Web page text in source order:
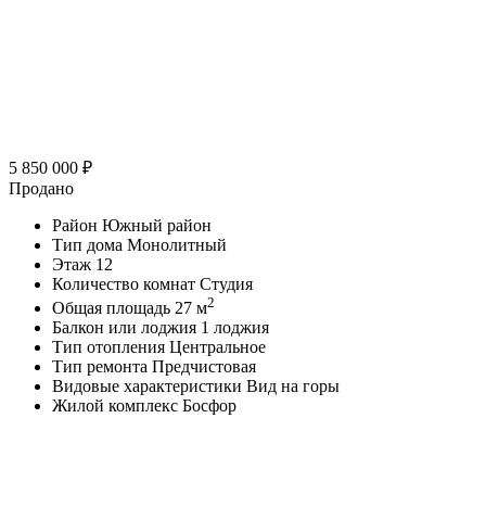
5 850 000 ₽
Продано
Район Южный район
Тип дома Монолитный
Этаж 12
Количество комнат Студия
Общая площадь 27 м2
Балкон или лоджия 1 лоджия
Тип отопления Центральное
Тип ремонта Предчистовая
Видовые характеристики Вид на горы
Жилой комплекс Босфор